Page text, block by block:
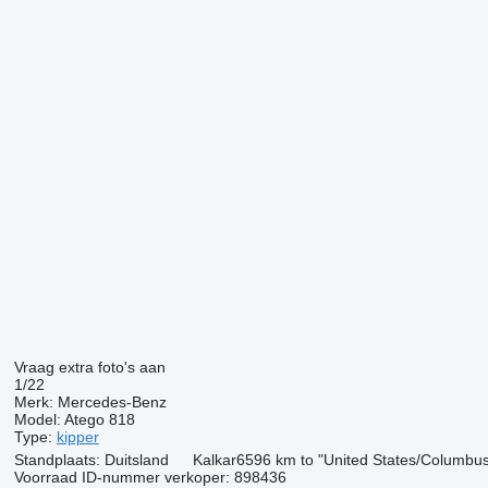
Vraag extra foto's aan
1/22
Merk: Mercedes-Benz
Model: Atego 818
Type: kipper
Standplaats: Duitsland Kalkar6596 km to "United States/
Voorraad ID-nummer verkoper: 898436